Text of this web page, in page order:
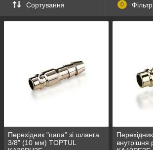
Сортування 0
Перехідник "папа" зі шланга
3/8" (10 мм) TOPTUL
внутрішня